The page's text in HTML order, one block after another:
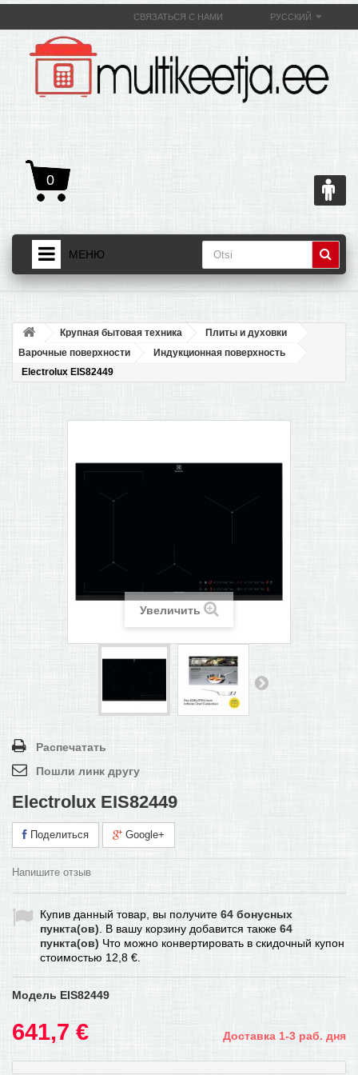
РУССКИЙ
СВЯЗАТЬСЯ С НАМИ
0
МЕНЮ
+
ТОВАРЫ
О МУЛЬТИВАРКЕ И ЕЕ ПОЛЕЗНОСТИ
ПОМОЩЬ В ОФОРМЛЕНИИ ЗАКАЗА
Крупная бытовая техника
Плиты и духовки
Варочные поверхности
Индукционная поверхность
Electrolux EIS82449
Увеличить
Распечатать
Пошли линк другу
Electrolux EIS82449
Поделиться Google+
Напишите отзыв
Купив данный товар, вы получите 64 бонусных
пункта(ов) . В вашу корзину добавится также 64
пункта(ов) Что можно конвертировать в скидочный купон
стоимостью 12,8 €
Модель EIS82449
641,7 € Доставка 1-3 раб. дня